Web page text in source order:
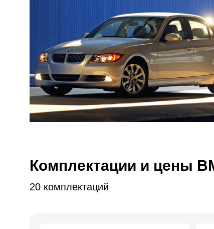
Комплектации и цены
20 комплектаций